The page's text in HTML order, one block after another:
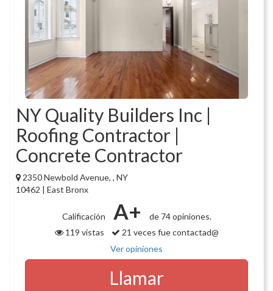
NY Quality Builders Inc |
Roofing Contractor |
Concrete Contractor
2350 Newbold Avenue, , NY
10462 | East Bronx
Calificación A+
de 74 opiniones.
119 vistas
21 veces fue contactad@
Ver opiniones
Llamar